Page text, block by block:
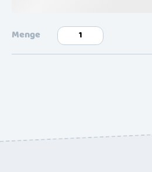
edition
monster